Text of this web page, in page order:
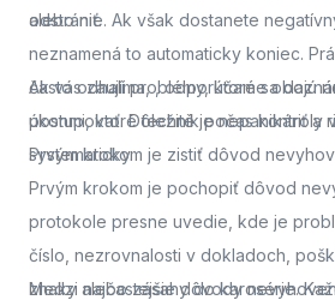
odstrániť.
alebo nie. Ak však dostanete
neznamená to automaticky koniec.
často odhalí problémy, ktoré sa dajú
postupovať. Dôležité je nepanikáriť a
systematicky.
Ak vás zaujíma,, odporúčame
úkonmi, ktoré technik počas kontroly
Prvým krokom je zistiť dôvod
Prvým krokom je pochopiť dôvod
protokole presne uvedie, kde je
číslo, nezrovnalosti v dokladoch,
znaky alebo zásahy do karosérie.
Medzi najčastejšie dôvody